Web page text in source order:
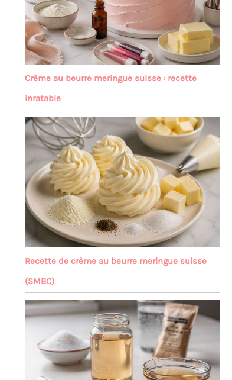
Crème au beurre meringue suisse : recette
inratable
Recette de crème au beurre meringue suisse
(SMBC)